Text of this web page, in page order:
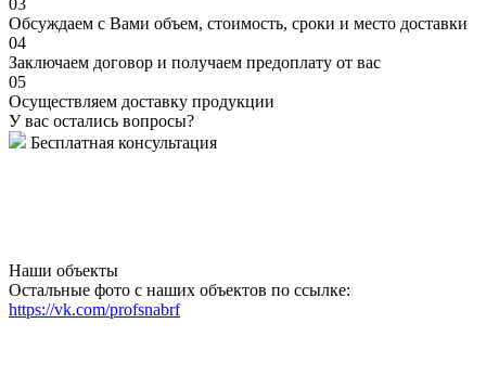
Обсуждаем с Вами объем, стоимость, сроки и место доставки
04
Заключаем договор и получаем предоплату от вас
05
Осуществляем доставку продукции
У вас остались вопросы?
Бесплатная консультация
Наши объекты
Остальные фото с наших объектов по ссылке:
https://vk.com/profsnabrf